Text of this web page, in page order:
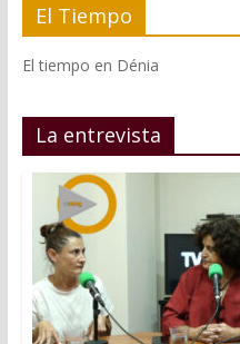
El Tiempo
El tiempo en Dénia
La entrevista